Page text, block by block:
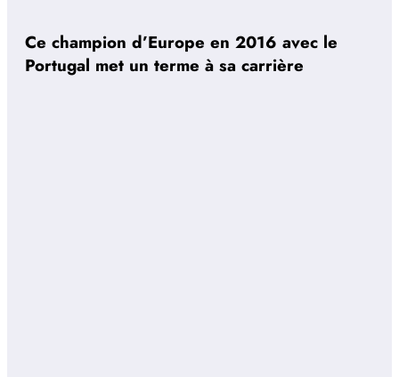
Ce champion d’Europe en 2016 avec le
Portugal met un terme à sa carrière